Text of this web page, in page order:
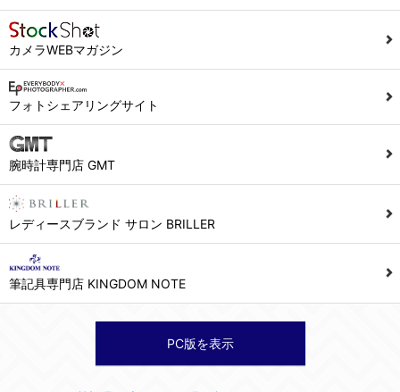
カメラWEBマガジン
フォトシェアリングサイト
腕時計専門店 GMT
レディースブランド サロン BRILLER
筆記具専門店 KINGDOM NOTE
PC版を表示